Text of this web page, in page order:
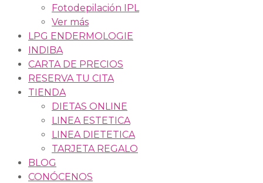
Fotodepilación IPL
Ver más
LPG ENDERMOLOGIE
INDIBA
CARTA DE PRECIOS
RESERVA TU CITA
TIENDA
DIETAS ONLINE
LINEA ESTETICA
LINEA DIETETICA
TARJETA REGALO
BLOG
CONÓCENOS